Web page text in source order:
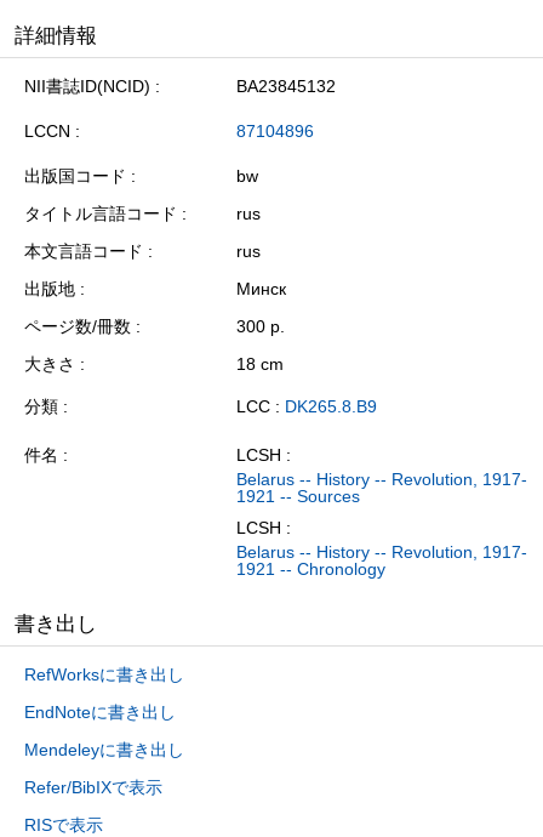
詳細情報
NII書誌ID(NCID) BA23845132
LCCN 87104896
出版国コード
bw
タイトル言語コード
rus
本文言語コード
rus
出版地
Минск
ページ数/冊数
300 p.
大きさ
18 cm
分類 LCC : DK265.8.B9
件名
LCSH :
Belarus -- History -- Revolution, 1917-
1921 -- Sources
LCSH :
Belarus -- History -- Revolution, 1917-
1921 -- Chronology
書き出し
RefWorksに書き出し
EndNoteに書き出し
Mendeleyに書き出し
Refer/BibIXで表示
RISで表示